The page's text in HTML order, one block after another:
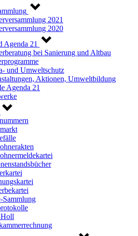
2021
2020
Agenda 21
bei Sanierung und Altbau
und Umweltschutz
Aktionen, Umweltbildung
Agenda 21
Sammlung